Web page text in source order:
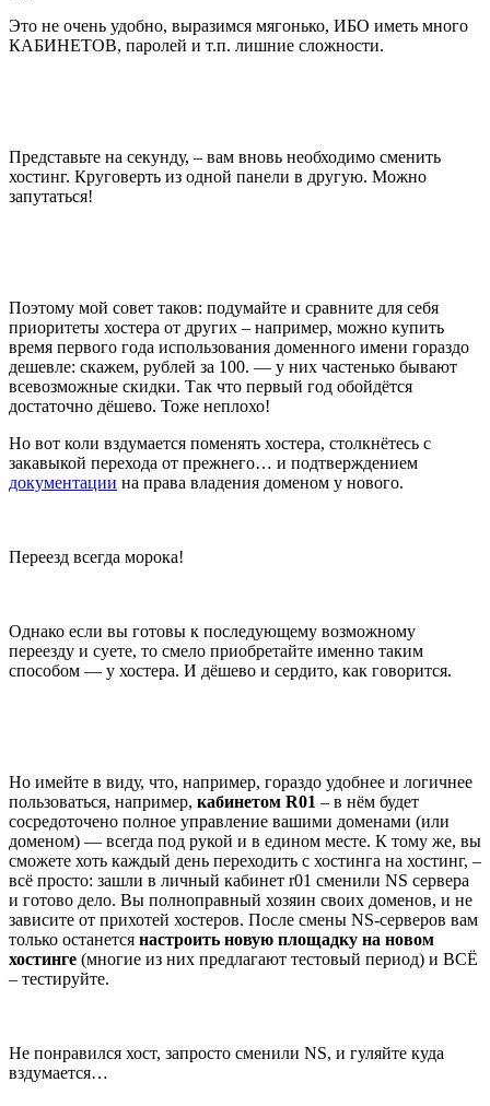
Это не очень удобно, выразимся мягонько, ИБО иметь много
КАБИНЕТОВ, паролей и т.п. лишние сложности.
Представьте на секунду, – вам вновь необходимо сменить
хостинг. Круговерть из одной панели в другую. Можно
запутаться!
Поэтому мой совет таков: подумайте и сравните для себя
приоритеты хостера от других – например, можно купить
время первого года использования доменного имени гораздо
дешевле: скажем, рублей за 100. — у них частенько бывают
всевозможные скидки. Так что первый год обойдётся
достаточно дёшево. Тоже неплохо!
Но вот коли вздумается поменять хостера, столкнётесь с
закавыкой перехода от прежнего… и подтверждением
документации на права владения доменом у нового.
Переезд всегда морока!
Однако если вы готовы к последующему возможному
переезду и суете, то смело приобретайте именно таким
способом — у хостера. И дёшево и сердито, как говорится.
Но имейте в виду, что, например, гораздо удобнее и логичнее
пользоваться, например, кабинетом R01 – в нём будет
сосредоточено полное управление вашими доменами (или
доменом) — всегда под рукой и в едином месте. К тому же, вы
сможете хоть каждый день переходить с хостинга на хостинг, –
всё просто: зашли в личный кабинет r01 сменили NS сервера
и готово дело. Вы полноправный хозяин своих доменов, и не
зависите от прихотей хостеров. После смены NS-серверов вам
только останется настроить новую площадку на новом
хостинге (многие из них предлагают тестовый период) и ВСЁ
– тестируйте.
Не понравился хост, запросто сменили NS, и гуляйте куда
вздумается…